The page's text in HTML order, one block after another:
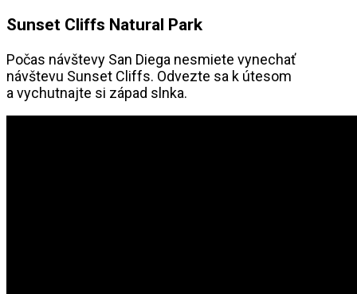
Sunset Cliffs Natural Park
Počas návštevy San Diega nesmiete vynechať
návštevu Sunset Cliffs. Odvezte sa k útesom
a vychutnajte si západ slnka.